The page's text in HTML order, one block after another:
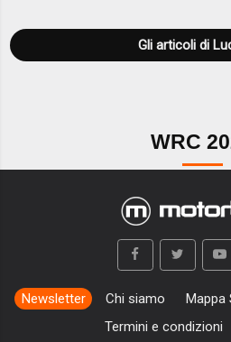
Gli articoli di
WRC
Newsletter Chi siamo Mappa
Termini e condizioni